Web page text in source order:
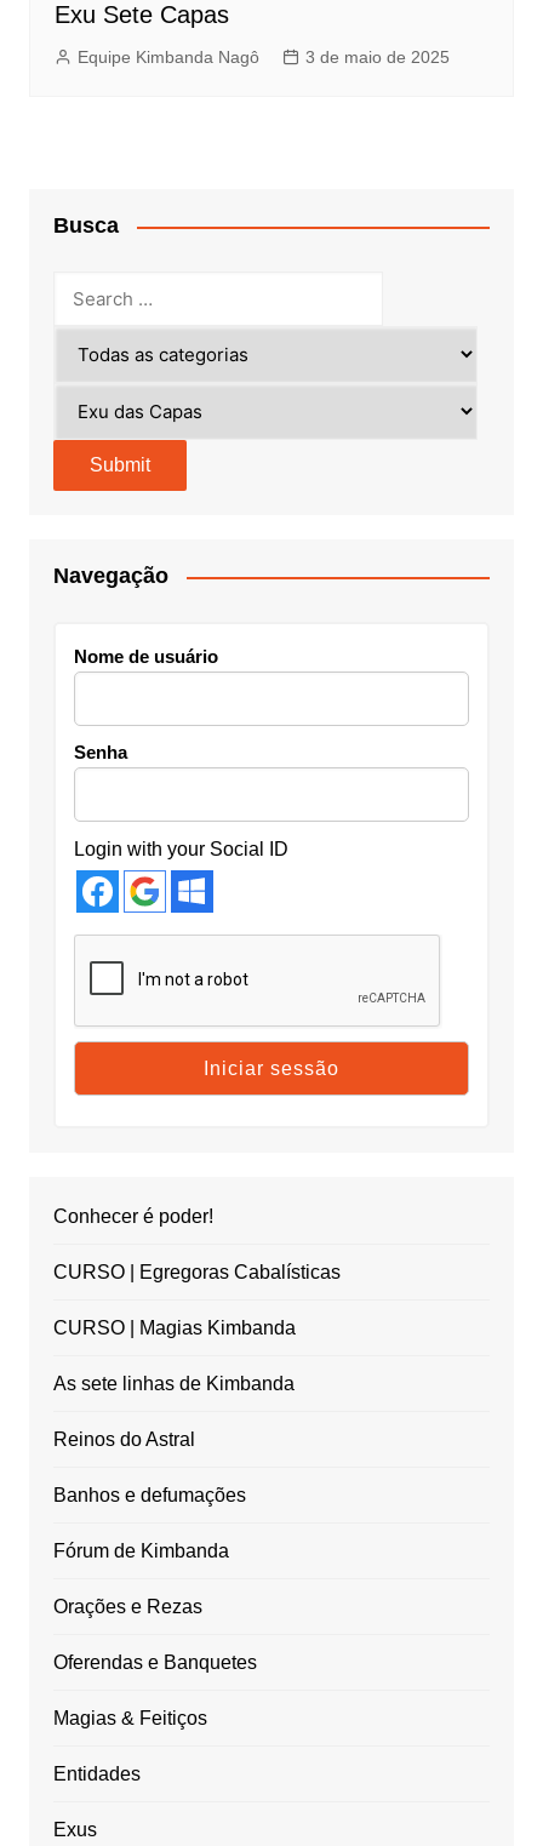
Exu Sete Capas
Equipe Kimbanda Nagô 3 de maio de 2025
Busca
Navegação
Nome de usuário
Senha
Login with your Social ID
Conhecer é poder!
CURSO | Egregoras Cabalísticas
CURSO | Magias Kimbanda
As sete linhas de Kimbanda
Reinos do Astral
Banhos e defumações
Fórum de Kimbanda
Orações e Rezas
Oferendas e Banquetes
Magias & Feitiços
Entidades
Exus